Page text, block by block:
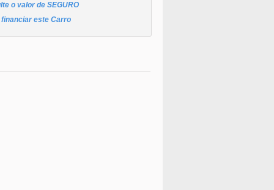
o valor de SEGURO
financiar este Carro